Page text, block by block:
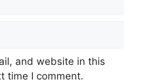
and website in this
time I comment.